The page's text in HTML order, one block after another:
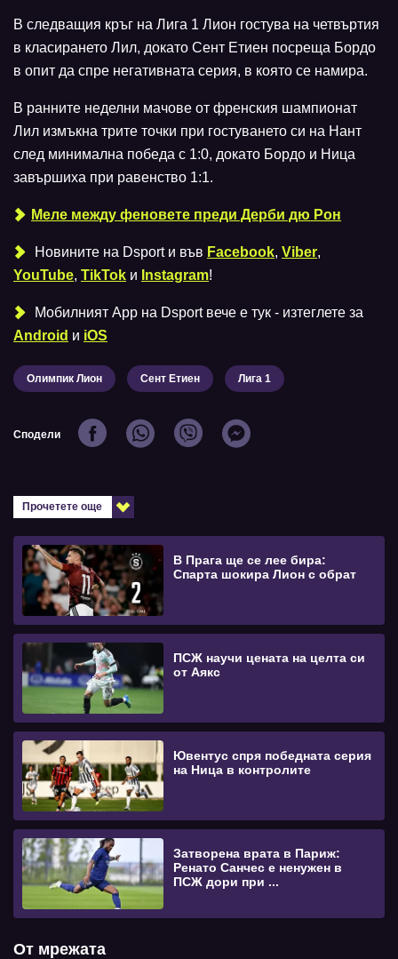
В следващия кръг на Лига 1 Лион гостува на четвъртия
в класирането Лил, докато Сент Етиен посреща Бордо
в опит да спре негативната серия, в която се намира.
В ранните неделни мачове от френския шампионат
Лил измъкна трите точки при гостуването си на Нант
след минимална победа с 1:0, докато Бордо и Ница
завършиха при равенство 1:1.
Меле между феновете преди Дерби дю Рон
Новините на Dsport и във Facebook, Viber,
YouTube, TikTok и Instagram!
Мобилният Аpp на Dsport вече е тук - изтеглете за
Android и iOS
Олимпик Лион Сент Етиен Лига 1
Сподели
Прочетете още
В Прага ще се лее бира:
Спарта шокира Лион с обрат
ПСЖ научи цената на целта си
от Аякс
Ювентус спря победната серия
на Ница в контролите
Затворена врата в Париж:
Ренато Санчес е ненужен в
ПСЖ дори при ...
От мрежата